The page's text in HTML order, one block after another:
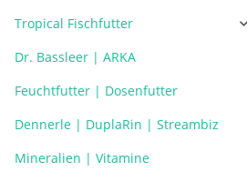
Tropical Fischfutter
Dr. Bassleer | ARKA
Feuchtfutter | Dosenfutter
Dennerle | DuplaRin | Streambiz
Mineralien | Vitamine